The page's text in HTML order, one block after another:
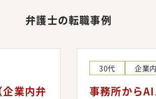
弁護士の転職事例
業内弁
30代 企業
事務所から